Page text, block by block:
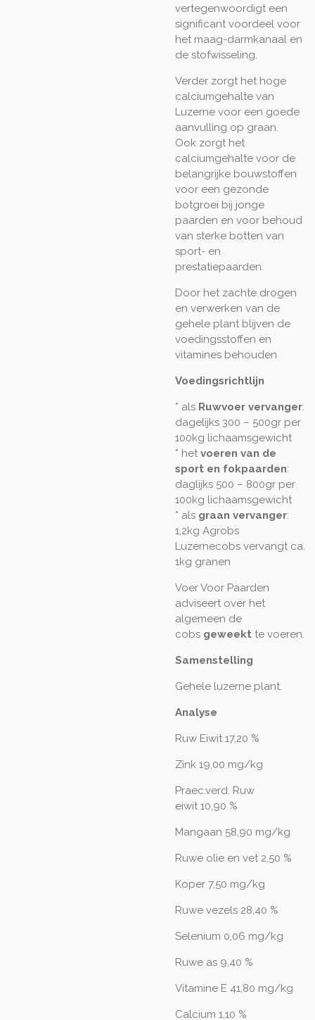
vertegenwoordigt een
significant voordeel voor
het maag-darmkanaal en
de stofwisseling.
Verder zorgt het hoge
calciumgehalte van
Luzerne voor een goede
aanvulling op graan.
Ook zorgt het
calciumgehalte voor de
belangrijke bouwstoffen
voor een gezonde
botgroei bij jonge
paarden en voor behoud
van sterke botten van
sport- en
prestatiepaarden.
Door het zachte drogen
en verwerken van de
gehele plant blijven de
voedingsstoffen en
vitamines behouden
Voedingsrichtlijn
* als Ruwvoer vervanger:
dagelijks 300 – 500gr per
100kg lichaamsgewicht
* het voeren van de
sport en fokpaarden:
daglijks 500 – 800gr per
100kg lichaamsgewicht
* als graan vervanger:
1,2kg Agrobs
Luzernecobs vervangt ca.
1kg granen
Voer Voor Paarden
adviseert over het
algemeen de
cobs geweekt te voeren.
Samenstelling
Gehele luzerne plant.
Analyse
Ruw Eiwit 17,20 %
Zink 19,00 mg/kg
Praec.verd. Ruw
eiwit 10,90 %
Mangaan 58,90 mg/kg
Ruwe olie en vet 2,50 %
Koper 7,50 mg/kg
Ruwe vezels 28,40 %
Selenium 0,06 mg/kg
Ruwe as 9,40 %
Vitamine E 41,80 mg/kg
Calcium 1,10 %